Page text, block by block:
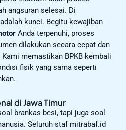
angsuran selesai. Di
kunci. Begitu kewajiban
Anda terpenuhi, proses
dilakukan secara cepat dan
memastikan BPKB kembali
fisik yang sama seperti
di Jawa Timur
brankas besi, tapi juga soal
Seluruh staf mitrabaf.id